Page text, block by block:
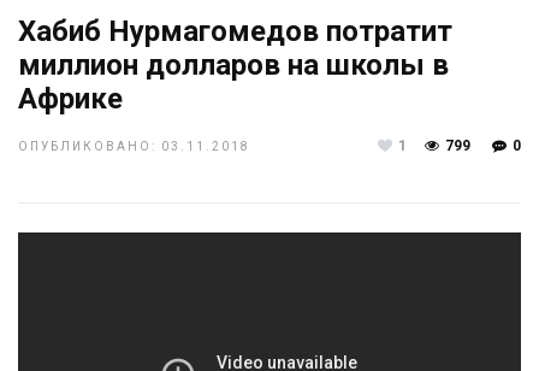
Хабиб Нурмагомедов потратит
миллион долларов на школы в
Африке
ОПУБЛИКОВАНО: 03.11.2018 0
799
1